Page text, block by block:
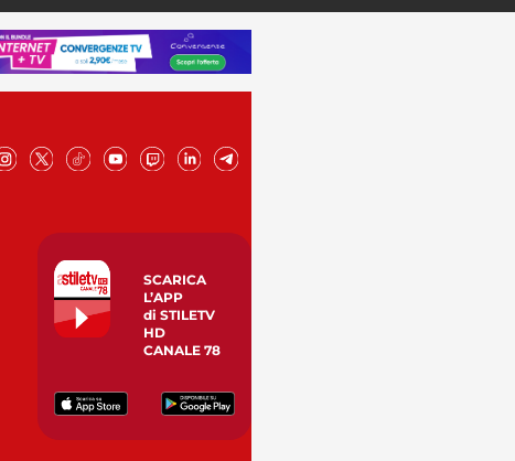
SCARICA
L’APP
di STILETV
HD
CANALE 78